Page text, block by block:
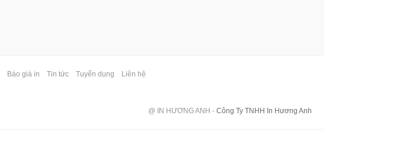
Báo giá in Tin tức Tuyển dụng Liên hệ
@ IN HƯƠNG ANH - Công Ty TNHH In Hương Anh